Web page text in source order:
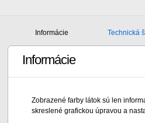
Informácie Technická
Informácie
Zobrazené farby látok sú len
skreslené grafickou úpravou a